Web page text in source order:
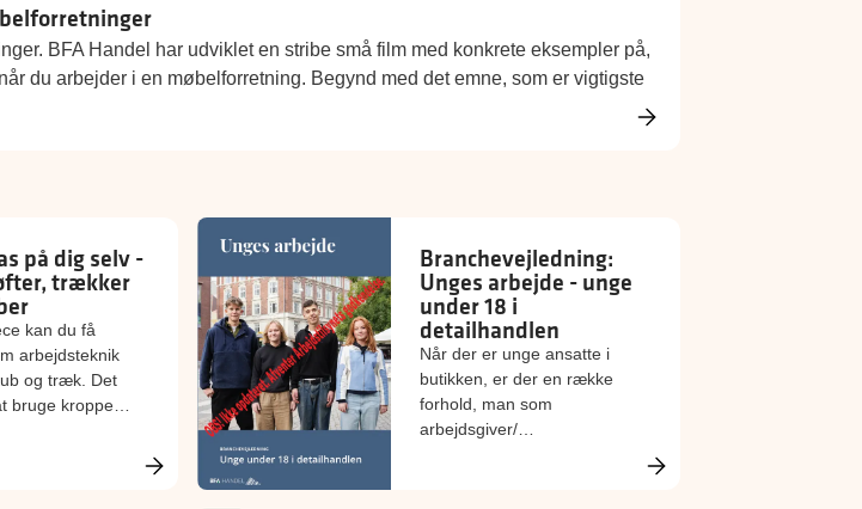
BFA Handel har udviklet en stribe små film med konkrete eksempler på,
du arbejder i en møbelforretning. Begynd med det emne, som er vigtigste
på dig selv -
trækker
kan du få
arbejdsteknik
og træk. Det
bruge kroppen,
Branchevejledning:
Unges arbejde - unge
under 18 i
detailhandlen
Når der er unge ansatte i
butikken, er der en række
forhold, man som
arbejdsgiver/